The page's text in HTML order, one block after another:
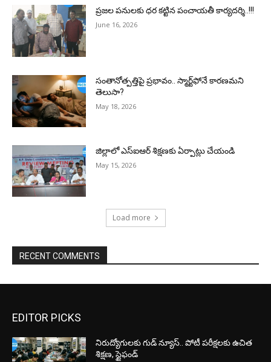
ప్రజల పనులకు ధర కట్టిన పంచాయతీ కార్యదర్శి..!!!
June 16, 2026
సంతానోత్పత్తిపై ప్రభావం.. స్మార్ట్‌ఫోనే కారణమని
తెలుసా?
May 18, 2026
జిల్లాలో ఎస్ఐఆర్ శిక్షణకు ఏర్పాట్లు చేయండి
May 15, 2026
Load more
RECENT COMMENTS
EDITOR PICKS
నిరుద్యోగులకు గుడ్ న్యూస్.. పోటీ పరీక్షలకు ఉచిత
శిక్షణ, స్టైఫండ్